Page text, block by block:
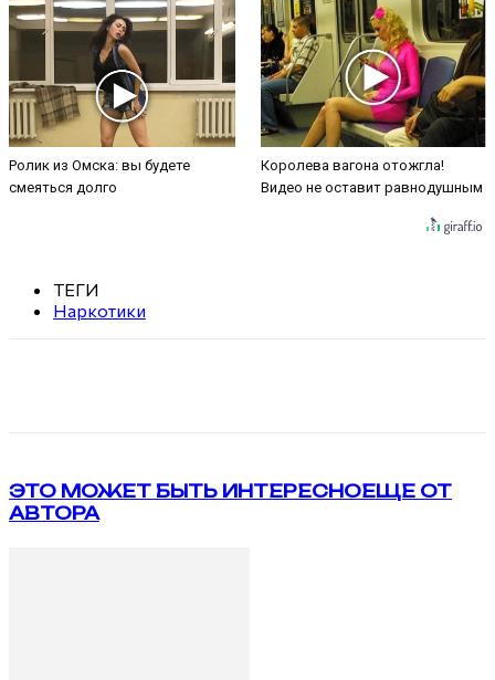
Ролик из Омска: вы будете
смеяться долго
Королева вагона отожгла!
Видео не оставит равнодушным
ТЕГИ
Наркотики
ЭТО МОЖЕТ БЫТЬ ИНТЕРЕСНОЕЩЕ ОТ
АВТОРА